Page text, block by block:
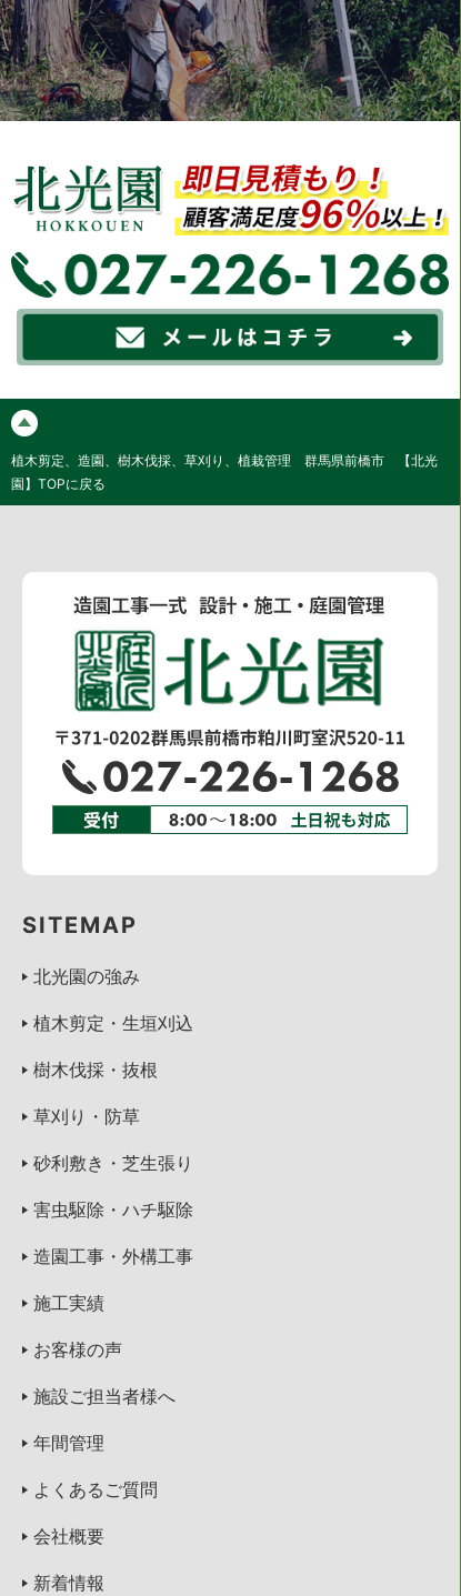
植木剪定、造園、樹木伐採、草刈り、植栽管理 群馬県前橋市 【北光
園】TOPに戻る
SITEMAP
北光園の強み
植木剪定・生垣刈込
樹木伐採・抜根
草刈り・防草
砂利敷き・芝生張り
害虫駆除・ハチ駆除
造園工事・外構工事
施工実績
お客様の声
施設ご担当者様へ
年間管理
よくあるご質問
会社概要
新着情報